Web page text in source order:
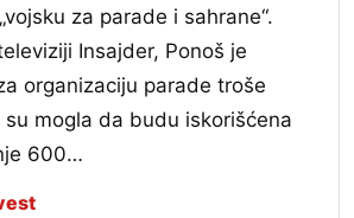
za parade i sahrane“.
Insajder, Ponoš je
organizaciju parade troše
mogla da budu iskorišćena
600…